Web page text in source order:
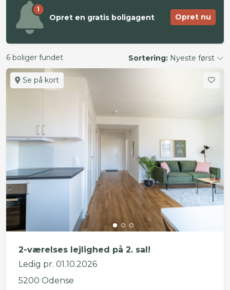
1
Opret en gratis boligagent Opret nu
6 boliger fundet Sortering: Nyeste først
Se på kort
2-værelses lejlighed på 2. sal!
Ledig pr. 01.10.2026
5200 Odense